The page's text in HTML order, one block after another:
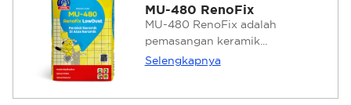
MU-480 RenoFix
MU-480 RenoFix adalah
pemasangan keramik...
Selengkapnya